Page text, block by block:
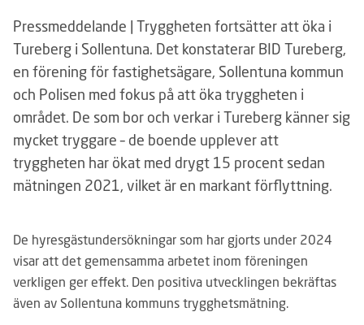
Pressmeddelande | Tryggheten fortsätter att öka i
Tureberg i Sollentuna. Det konstaterar BID Tureberg,
en förening för fastighetsägare, Sollentuna kommun
och Polisen med fokus på att öka tryggheten i
området. De som bor och verkar i Tureberg känner sig
mycket tryggare – de boende upplever att
tryggheten har ökat med drygt 15 procent sedan
mätningen 2021, vilket är en markant förflyttning.
De hyresgästundersökningar som har gjorts under 2024
visar att det gemensamma arbetet inom föreningen
verkligen ger effekt. Den positiva utvecklingen bekräftas
även av Sollentuna kommuns trygghetsmätning.